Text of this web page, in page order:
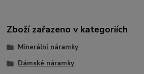
Zboží zařazeno v kategoriích
Minerální náramky
Dámské náramky